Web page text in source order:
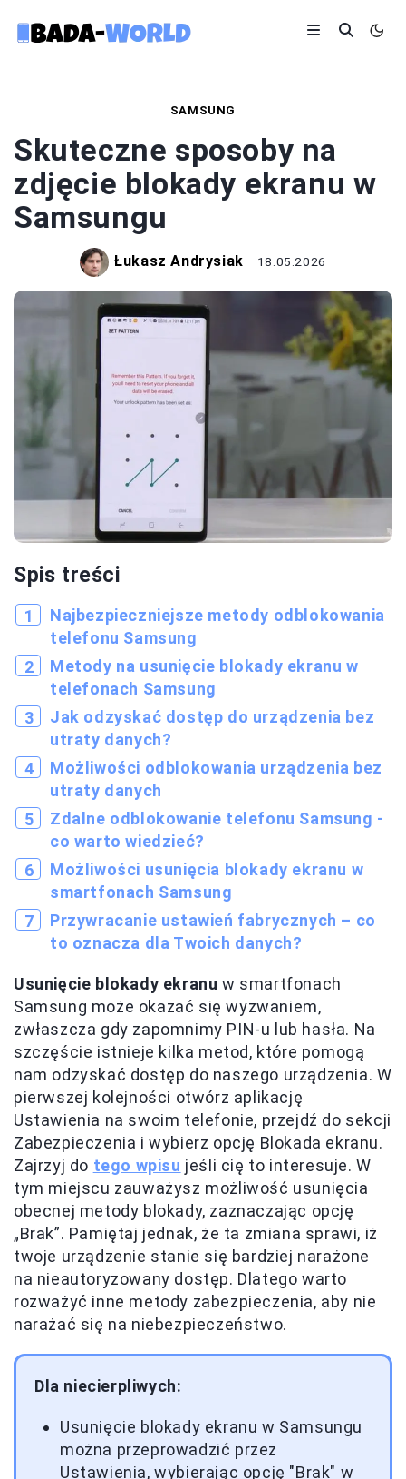
SAMSUNG
Skuteczne sposoby na
zdjęcie blokady ekranu w
Samsungu
Łukasz Andrysiak 18.05.2026
Spis treści
Najbezpieczniejsze metody odblokowania
telefonu Samsung
Metody na usunięcie blokady ekranu w
telefonach Samsung
Jak odzyskać dostęp do urządzenia bez
utraty danych?
Możliwości odblokowania urządzenia bez
utraty danych
Zdalne odblokowanie telefonu Samsung -
co warto wiedzieć?
Możliwości usunięcia blokady ekranu w
smartfonach Samsung
Przywracanie ustawień fabrycznych – co
to oznacza dla Twoich danych?
Usunięcie blokady ekranu w smartfonach
Samsung może okazać się wyzwaniem,
zwłaszcza gdy zapomnimy PIN-u lub hasła. Na
szczęście istnieje kilka metod, które pomogą
nam odzyskać dostęp do naszego urządzenia. W
pierwszej kolejności otwórz aplikację
Ustawienia na swoim telefonie, przejdź do sekcji
Zabezpieczenia i wybierz opcję Blokada ekranu.
Zajrzyj do tego wpisu jeśli cię to interesuje. W
tym miejscu zauważysz możliwość usunięcia
obecnej metody blokady, zaznaczając opcję
„Brak”. Pamiętaj jednak, że ta zmiana sprawi, iż
twoje urządzenie stanie się bardziej narażone
na nieautoryzowany dostęp. Dlatego warto
rozważyć inne metody zabezpieczenia, aby nie
narażać się na niebezpieczeństwo.
Dla niecierpliwych:
Usunięcie blokady ekranu w Samsungu
można przeprowadzić przez
Ustawienia, wybierając opcję "Brak" w